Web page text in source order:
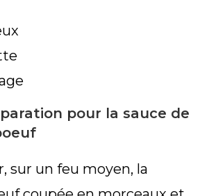
pour la sauce de
sur un feu moyen, la